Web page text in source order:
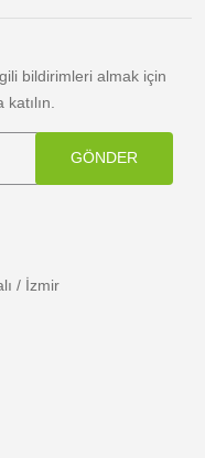
bildirimleri almak için
GÖNDER
/ İzmir